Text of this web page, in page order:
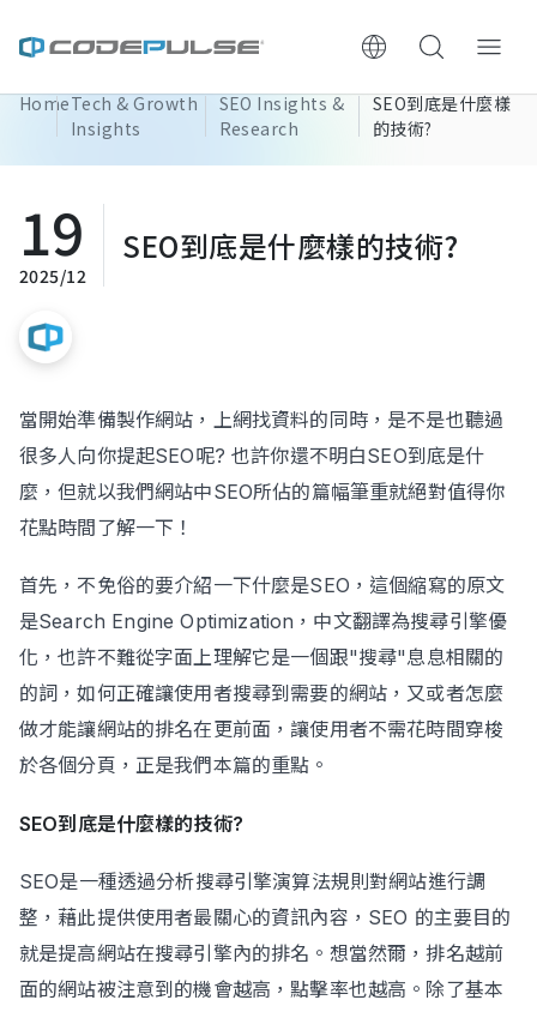
ChooWe AI仿生客服
Services & Pricing
Case Studies: Strategic Insights
Tech & Growth Insights
HomeTech & Growth
Insights
SEO Insights &
Research
SEO到底是什麼樣
的技術?
19
2025/12
SEO到底是什麼樣的技術?
當開始準備製作網站，上網找資料的同時，是不是也聽過
很多人向你提起SEO呢? 也許你還不明白SEO到底是什
麼，但就以我們網站中SEO所佔的篇幅筆重就絕對值得你
花點時間了解一下！
首先，不免俗的要介紹一下什麼是SEO，這個縮寫的原文
是Search Engine Optimization，中文翻譯為搜尋引擎優
化，也許不難從字面上理解它是一個跟"搜尋"息息相關的
的詞，如何正確讓使用者搜尋到需要的網站，又或者怎麼
做才能讓網站的排名在更前面，讓使用者不需花時間穿梭
於各個分頁，正是我們本篇的重點。
SEO到底是什麼樣的技術?
SEO是一種透過分析搜尋引擎演算法規則對網站進行調
整，藉此提供使用者最關心的資訊內容，SEO 的主要目的
就是提高網站在搜尋引擎內的排名。想當然爾，排名越前
面的網站被注意到的機會越高，點擊率也越高。除了基本